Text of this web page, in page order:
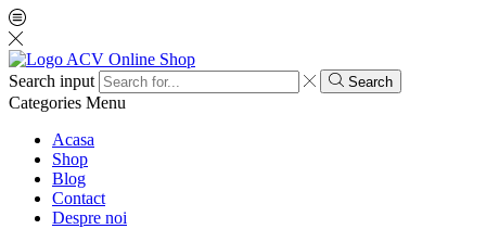
Search input Search
Categories Menu
Acasa
Shop
Blog
Contact
Despre noi